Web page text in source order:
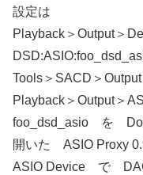
設定は
Playback＞Output＞
Tools＞SACD＞
Playback＞Output＞
foo_dsd_asio を
開いた ASIO Proxy
ASIO Device で